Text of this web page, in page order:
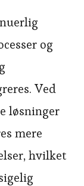
og
Ved
løsninger
mere
hvilket